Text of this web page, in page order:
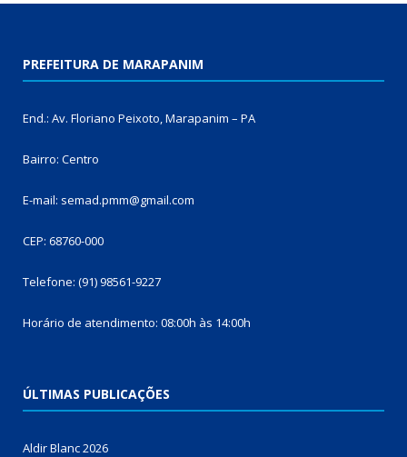
PREFEITURA DE MARAPANIM
End.: Av. Floriano Peixoto, Marapanim – PA
Bairro: Centro
E-mail: semad.pmm@gmail.com
CEP: 68760-000
Telefone: (91) 98561-9227
Horário de atendimento: 08:00h às 14:00h
ÚLTIMAS PUBLICAÇÕES
Aldir Blanc 2026